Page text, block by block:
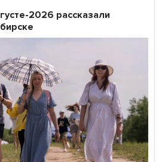
2026 рассказали